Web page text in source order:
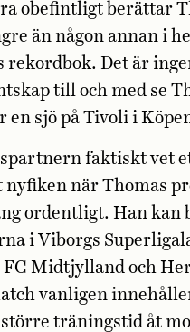
obefintligt berättar
än någon annan i
rekordbok. Det är
till och med se
en sjö på Tivoli i
faktiskt vet
när Thomas
ordentligt. Han kan
i Viborgs
Midtjylland och
vanligen
träningstid åt